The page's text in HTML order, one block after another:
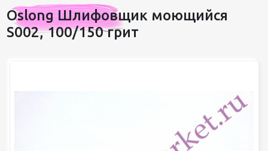
Избранное
Oslong Шлифовщик моющийся
S002, 100/150 грит